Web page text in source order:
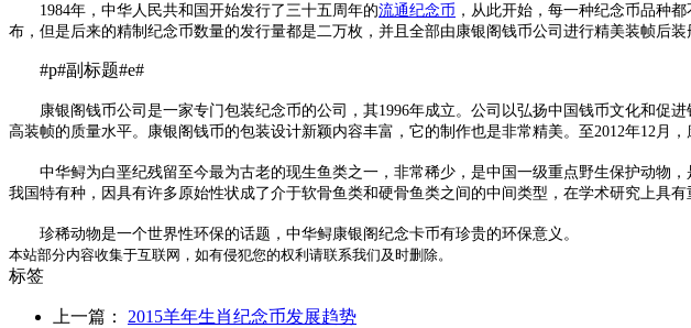
1984年，中华人民共和国开始发行了三十五周年的流通纪念币 ，从此开始，每一种纪念币品种
布，但是后来的精制纪念币数量的发行量都是二万枚，并且全部由康银阁钱币公司进行精美装帧后装
#p#副标题#e#
康银阁钱币公司是一家专门包装纪念币的公司，其1996年成立。公司以弘扬中国钱币文化和促
高装帧的质量水平。康银阁钱币的包装设计新颖内容丰富，它的制作也是非常精美。至2012年12月
中华鲟为白垩纪残留至今最为古老的现生鱼类之一，非常稀少，是中国一级重点野生保护动物
我国特有种，因具有许多原始性状成了介于软骨鱼类和硬骨鱼类之间的中间类型，在学术研究上具
珍稀动物是一个世界性环保的话题，中华鲟康银阁纪念卡币有珍贵的环保意义。
本站部分内容收集于互联网，如有侵犯您的权利请联系我们及时删除。
标签
上一篇： 2015羊年生肖纪念币发展趋势